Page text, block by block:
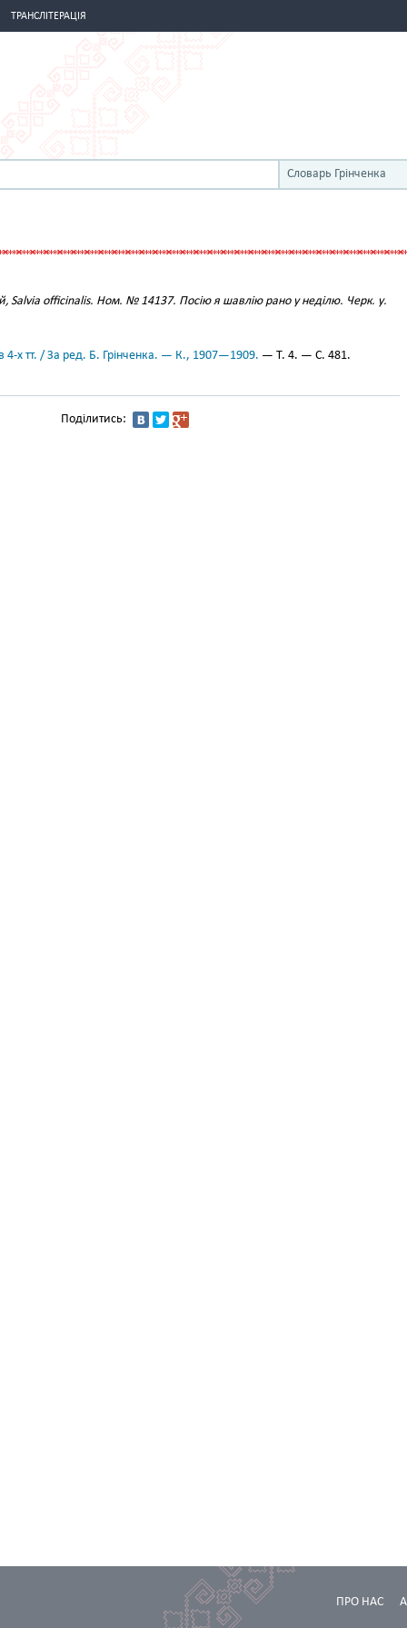
ТРАНСЛІТЕРАЦІЯ
Словарь Грінченка
Salvia officinalis. Ном. № 14137. Посію я шавлію рано у неділю. Черк. у.
4-х тт. / За ред. Б. Грінченка. — К., 1907—1909. — Т. 4. — С. 481.
Поділитись:
ПРО НАС